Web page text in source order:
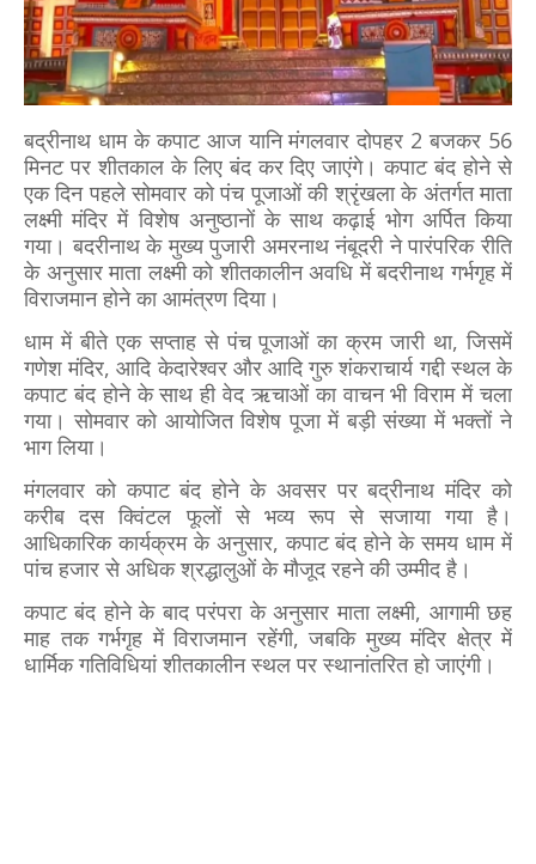
बद्रीनाथ धाम के कपाट आज यानि मंगलवार दोपहर 2 बजकर 56
मिनट पर शीतकाल के लिए बंद कर दिए जाएंगे। कपाट बंद होने से
एक दिन पहले सोमवार को पंच पूजाओं की श्रृंखला के अंतर्गत माता
लक्ष्मी मंदिर में विशेष अनुष्ठानों के साथ कढ़ाई भोग अर्पित किया
गया। बदरीनाथ के मुख्य पुजारी अमरनाथ नंबूदरी ने पारंपरिक रीति
के अनुसार माता लक्ष्मी को शीतकालीन अवधि में बदरीनाथ गर्भगृह में
विराजमान होने का आमंत्रण दिया।
धाम में बीते एक सप्ताह से पंच पूजाओं का क्रम जारी था, जिसमें
गणेश मंदिर, आदि केदारेश्वर और आदि गुरु शंकराचार्य गद्दी स्थल के
कपाट बंद होने के साथ ही वेद ऋचाओं का वाचन भी विराम में चला
गया। सोमवार को आयोजित विशेष पूजा में बड़ी संख्या में भक्तों ने
भाग लिया।
मंगलवार को कपाट बंद होने के अवसर पर बद्रीनाथ मंदिर को
करीब दस क्विंटल फूलों से भव्य रूप से सजाया गया है।
आधिकारिक कार्यक्रम के अनुसार, कपाट बंद होने के समय धाम में
पांच हजार से अधिक श्रद्धालुओं के मौजूद रहने की उम्मीद है।
कपाट बंद होने के बाद परंपरा के अनुसार माता लक्ष्मी, आगामी छह
माह तक गर्भगृह में विराजमान रहेंगी, जबकि मुख्य मंदिर क्षेत्र में
धार्मिक गतिविधियां शीतकालीन स्थल पर स्थानांतरित हो जाएंगी।